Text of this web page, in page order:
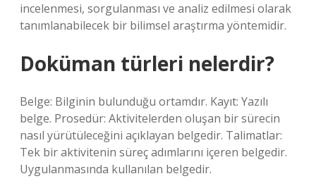
incelenmesi, sorgulanması ve analiz edilmesi olarak
tanımlanabilecek bir bilimsel araştırma yöntemidir.
Doküman türleri nelerdir?
Belge: Bilginin bulunduğu ortamdır. Kayıt: Yazılı
belge. Prosedür: Aktivitelerden oluşan bir sürecin
nasıl yürütüleceğini açıklayan belgedir. Talimatlar:
Tek bir aktivitenin süreç adımlarını içeren belgedir.
Uygulanmasında kullanılan belgedir.